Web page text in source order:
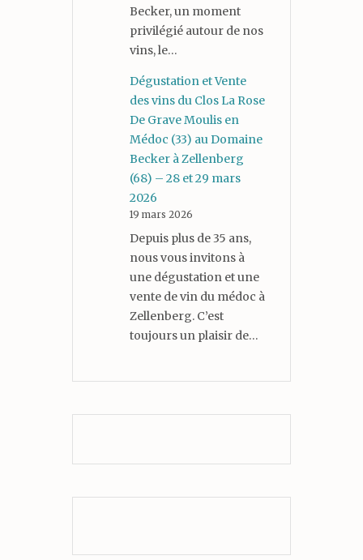
Becker, un moment
privilégié autour de nos
vins, le…
Dégustation et Vente
des vins du Clos La Rose
De Grave Moulis en
Médoc (33) au Domaine
Becker à Zellenberg
(68) – 28 et 29 mars
2026
19 mars 2026
Depuis plus de 35 ans,
nous vous invitons à
une dégustation et une
vente de vin du médoc à
Zellenberg. C’est
toujours un plaisir de…